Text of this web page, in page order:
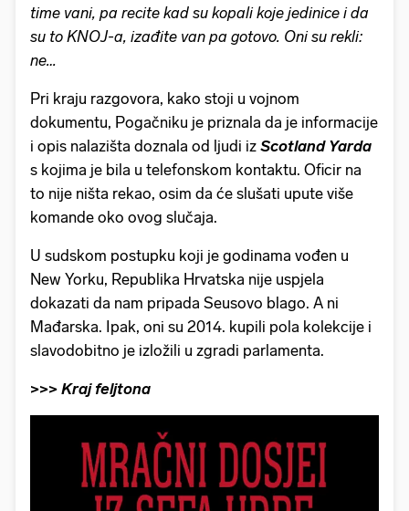
time vani, pa recite kad su kopali koje jedinice i da
su to KNOJ-a, izađite van pa gotovo. Oni su rekli:
ne…
Pri kraju razgovora, kako stoji u vojnom
dokumentu, Pogačniku je priznala da je informacije
i opis nalazišta doznala od ljudi iz Scotland Yarda
s kojima je bila u telefonskom kontaktu. Oficir na
to nije ništa rekao, osim da će slušati upute više
komande oko ovog slučaja.
U sudskom postupku koji je godinama vođen u
New Yorku, Republika Hrvatska nije uspjela
dokazati da nam pripada Seusovo blago. A ni
Mađarska. Ipak, oni su 2014. kupili pola kolekcije i
slavodobitno je izložili u zgradi parlamenta.
>>> Kraj feljtona